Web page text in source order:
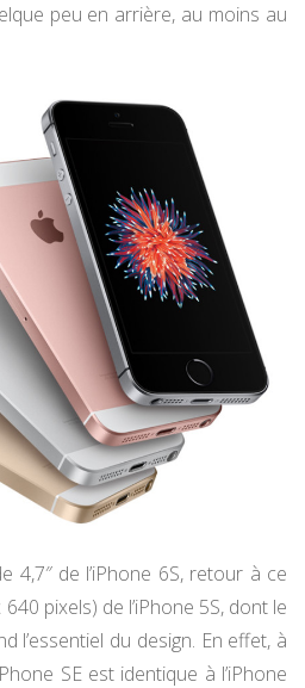
peu en arrière, au moins au
4,7″ de l’iPhone 6S, retour à ce
pixels) de l’iPhone 5S, dont le
l’essentiel du design. En effet, à
SE est identique à l’iPhone